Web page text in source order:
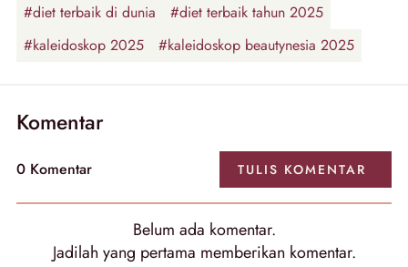
#diet terbaik di dunia
#diet terbaik tahun 2025
#kaleidoskop 2025
#kaleidoskop beautynesia 2025
Komentar
0 Komentar TULIS KOMENTAR
Belum ada komentar.
Jadilah yang pertama memberikan komentar.